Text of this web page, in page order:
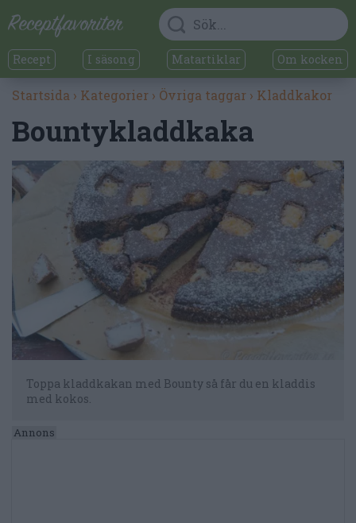
Recept I säsong Matartiklar Om kocken
Startsida › Kategorier › Övriga taggar › Kladdkakor
Bountykladdkaka
Toppa kladdkakan med Bounty så får du en kladdis
med kokos.